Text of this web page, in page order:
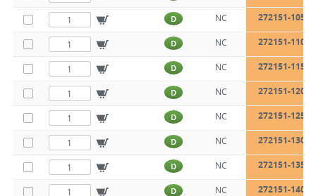
D NC 272151-105
D NC 272151-110
D NC 272151-115
D NC 272151-120
D NC 272151-125
D NC 272151-130
D NC 272151-135
D NC 272151-140